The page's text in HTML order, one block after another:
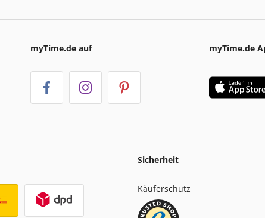
myTime.de auf myTime.de
Sicherheit
Käuferschutz